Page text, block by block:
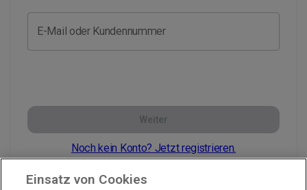
E-Mail oder Kundennummer
Weiter
Noch kein Konto? Jetzt registrieren.
Einsatz von Cookies